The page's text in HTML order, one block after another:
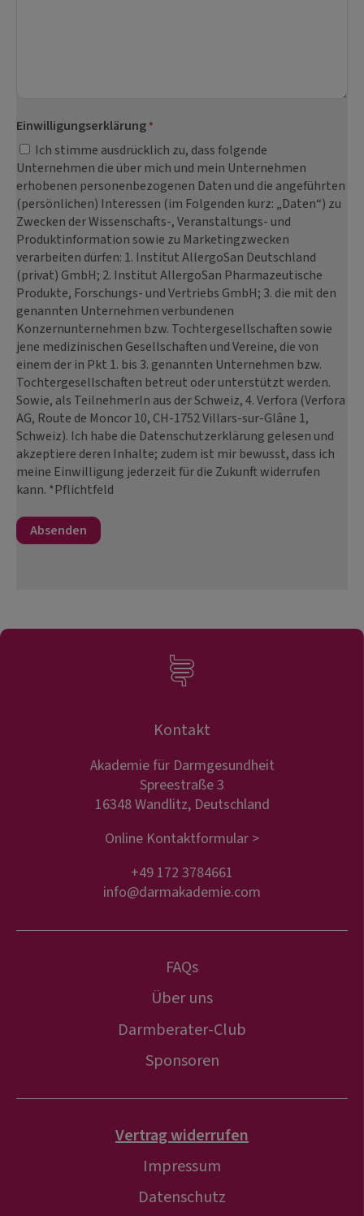
Einwilligungserklärung *
Ich stimme ausdrücklich zu, dass folgende
Unternehmen die über mich und mein Unternehmen
erhobenen personenbezogenen Daten und die angeführten
(persönlichen) Interessen (im Folgenden kurz: „Daten“) zu
Zwecken der Wissenschafts-, Veranstaltungs- und
Produktinformation sowie zu Marketingzwecken
verarbeiten dürfen: 1. Institut AllergoSan Deutschland
(privat) GmbH; 2. Institut AllergoSan Pharmazeutische
Produkte, Forschungs- und Vertriebs GmbH; 3. die mit den
genannten Unternehmen verbundenen
Konzernunternehmen bzw. Tochtergesellschaften sowie
jene medizinischen Gesellschaften und Vereine, die von
einem der in Pkt 1. bis 3. genannten Unternehmen bzw.
Tochtergesellschaften betreut oder unterstützt werden.
Sowie, als TeilnehmerIn aus der Schweiz, 4. Verfora (Verfora
AG, Route de Moncor 10, CH-1752 Villars-sur-Glâne 1,
Schweiz). Ich habe die Datenschutzerklärung gelesen und
akzeptiere deren Inhalte; zudem ist mir bewusst, dass ich
meine Einwilligung jederzeit für die Zukunft widerrufen
kann. *Pflichtfeld
Kontakt
Akademie für Darmgesundheit
Spreestraße 3
16348 Wandlitz, Deutschland
Online Kontaktformular >
+49 172 3784661
info@darmakademie.com
FAQs
Über uns
Darmberater-Club
Sponsoren
Vertrag widerrufen
Impressum
Datenschutz